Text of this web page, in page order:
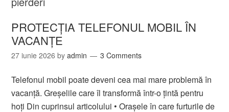
PROTECȚIA TELEFONUL MOBIL ÎN
VACANȚE
27 iunie 2026 byadmin 3 Comments
Telefonul mobil poate deveni cea mai mare problemă în
vacanță. Greșelile care îl transformă într-o țintă pentru
hoți Din cuprinsul articolului • Orașele în care furturile de